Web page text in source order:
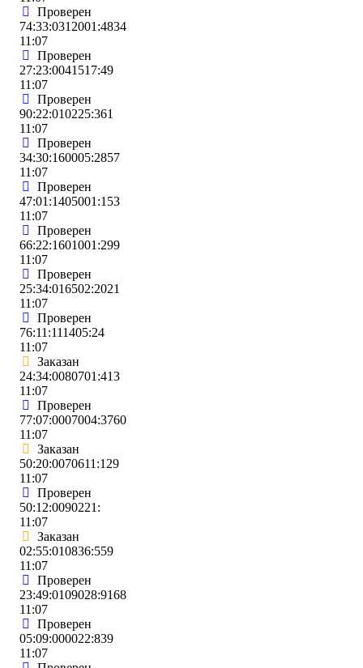
Проверен
74:33:0312001:4834
11:07
Проверен
27:23:0041517:49
11:07
Проверен
90:22:010225:361
11:07
Проверен
34:30:160005:2857
11:07
Проверен
47:01:1405001:153
11:07
Проверен
66:22:1601001:299
11:07
Проверен
25:34:016502:2021
11:07
Проверен
76:11:111405:24
11:07
Заказан
24:34:0080701:413
11:07
Проверен
77:07:0007004:3760
11:07
Заказан
50:20:0070611:129
11:07
Проверен
50:12:0090221:
11:07
Заказан
02:55:010836:559
11:07
Проверен
23:49:0109028:9168
11:07
Проверен
05:09:000022:839
11:07